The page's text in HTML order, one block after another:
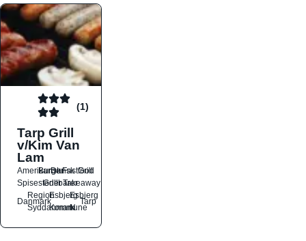
(1)
Tarp Grill
v/Kim Van
Lam
Amerikansk
BurgerDanskFastfood
Grill
SpisestederGrillbarerTakeaway
Danmark
Region
Syddanmark
Esbjerg
Kommune
Esbjerg
N
Tarp